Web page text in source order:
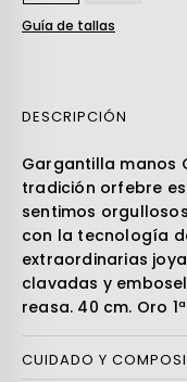
Guía de tallas
DESCRIPCIÓN
Gargantilla manos
tradición orfebre
sentimos
con la tecnología
extraordinarias
clavadas y
reasa. 40 cm. Oro
CUIDADO Y